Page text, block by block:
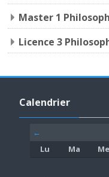
Master 1
Licence 3
Calendrier
←
Lundi
Lu Mardi
Ma Me